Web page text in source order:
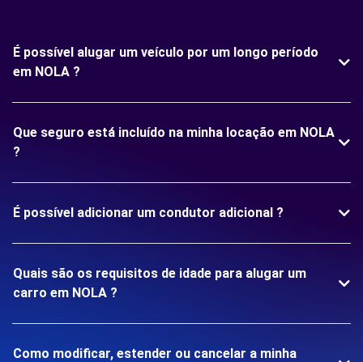
É possível alugar um veículo por um longo período
em NOLA ?
Que seguro está incluído na minha locação em NOLA
?
É possível adicionar um condutor adicional ?
Quais são os requisitos de idade para alugar um
carro em NOLA ?
Como modificar, estender ou cancelar a minha